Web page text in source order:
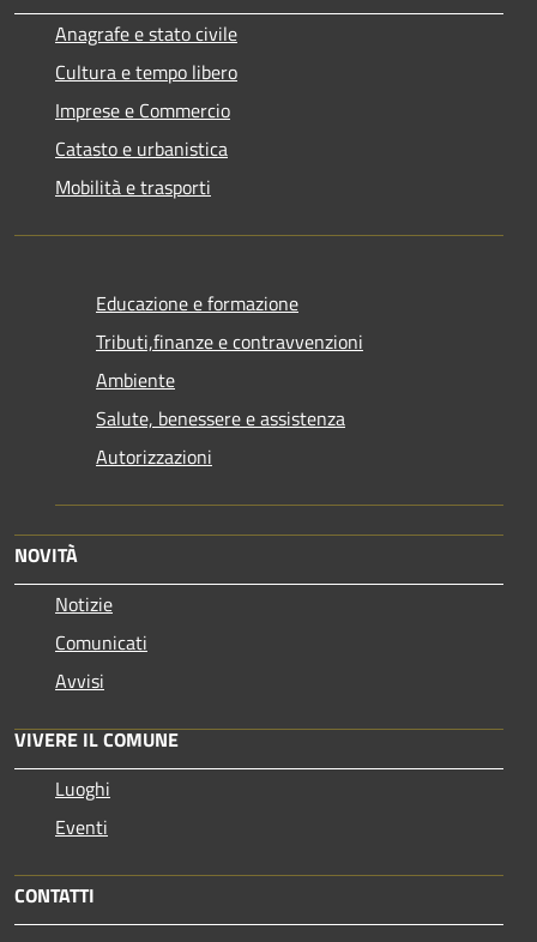
Anagrafe e stato civile
Cultura e tempo libero
Imprese e Commercio
Catasto e urbanistica
Mobilità e trasporti
Educazione e formazione
Tributi,finanze e contravvenzioni
Ambiente
Salute, benessere e assistenza
Autorizzazioni
NOVITÀ
Notizie
Comunicati
Avvisi
VIVERE IL COMUNE
Luoghi
Eventi
CONTATTI